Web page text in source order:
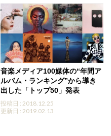
音楽メディア100媒体の“年間ア
ルバム・ランキング”から導き
出した「トップ50」発表
投稿日 : 2018.12.25
更新日 : 2019.02.13